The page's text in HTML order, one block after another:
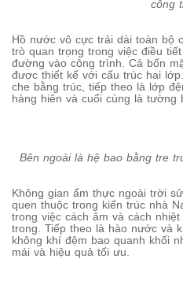
công
Hồ nước vô cực trải dài toàn bộ
trò quan trọng trong việc điều
đường vào công trình. Cả bốn
được thiết kế với cấu trúc hai
che bằng trúc, tiếp theo là lớp
hàng hiên và cuối cùng là tường
Bên ngoài là hệ bao bằng tre
Không gian ẩm thực ngoài trời
quen thuộc trong kiến trúc nhà
trong việc cách âm và cách
trong. Tiếp theo là hào nước và
không khí đệm bao quanh khối
mái và hiệu quả tối ưu.